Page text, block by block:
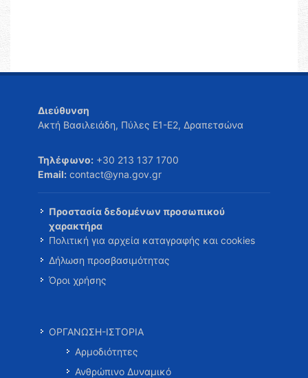
Διεύθυνση
Ακτή Βασιλειάδη, Πύλες Ε1-Ε2, Δραπετσώνα
Τηλέφωνο: +30 213 137 1700
Email: contact@yna.gov.gr
Προστασία δεδομένων προσωπικού
χαρακτήρα
Πολιτική για αρχεία καταγραφής και cookies
Δήλωση προσβασιμότητας
Όροι χρήσης
ΟΡΓΑΝΩΣΗ-ΙΣΤΟΡΙΑ
Αρμοδιότητες
Ανθρώπινο Δυναμικό